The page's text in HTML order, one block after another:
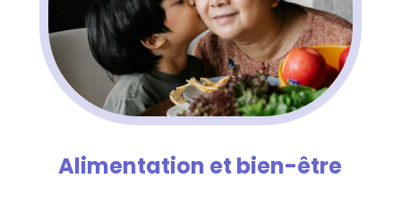
Alimentation et bien-être